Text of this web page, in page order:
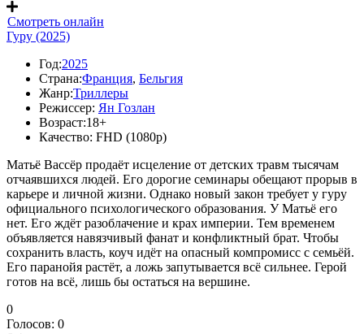
Смотреть онлайн
Гуру (2025)
Год:2025
Страна:Франция, Бельгия
Жанр:Триллеры
Режиссер: Ян Гозлан
Возраст:18+
Качество: FHD (1080p)
Матьё Вассёр продаёт исцеление от детских травм тысячам
отчаявшихся людей. Его дорогие семинары обещают прорыв в
карьере и личной жизни. Однако новый закон требует у гуру
официального психологического образования. У Матьё его
нет. Его ждёт разоблачение и крах империи. Тем временем
объявляется навязчивый фанат и конфликтный брат. Чтобы
сохранить власть, коуч идёт на опасный компромисс с семьёй.
Его паранойя растёт, а ложь запутывается всё сильнее. Герой
готов на всё, лишь бы остаться на вершине.
0
Голосов: 0